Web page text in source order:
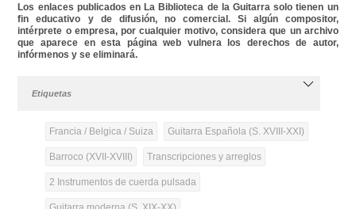
Los enlaces publicados en La Biblioteca de la Guitarra solo tienen un
fin educativo y de difusión, no comercial. Si algún compositor,
intérprete o empresa, por cualquier motivo, considera que un archivo
que aparece en esta página web vulnera los derechos de autor,
infórmenos y se eliminará.
Etiquetas
Francia / Belgica / Suiza Guitarra Española (S. XVIII-XXI)
Barroco (XVII-XVIII) Transcripciones y arreglos
2 Instrumentos de cuerda pulsada